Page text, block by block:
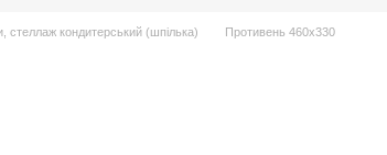
стеллаж кондитерський (шпілька) Противень 460x330